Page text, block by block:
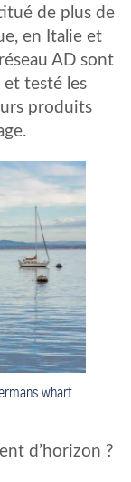
de plus de
en Italie et
AD sont
et testé les
produits
wharf
d’horizon ?